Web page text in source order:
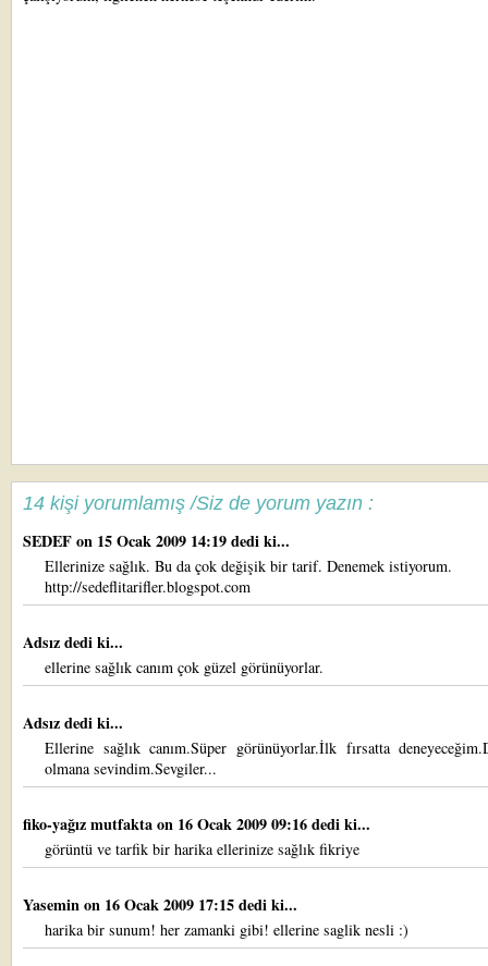
14 kişi yorumlamış /Siz de yorum yazın :
SEDEFon 15 Ocak 2009 14:19 dedi ki...
Ellerinize sağlık. Bu da çok değişik bir tarif. Denemek istiyorum.
http://sedeflitarifler.blogspot.com
Adsız dedi ki...
ellerine sağlık canım çok güzel görünüyorlar.
Adsız dedi ki...
Ellerine sağlık canım.Süper görünüyorlar.İlk fırsatta
olmana sevindim.Sevgiler...
fiko-yağız mutfaktaon 16 Ocak 2009 09:16 dedi ki...
görüntü ve tarfik bir harika ellerinize sağlık fikriye
Yaseminon 16 Ocak 2009 17:15 dedi ki...
harika bir sunum! her zamanki gibi! ellerine saglik nesli :)